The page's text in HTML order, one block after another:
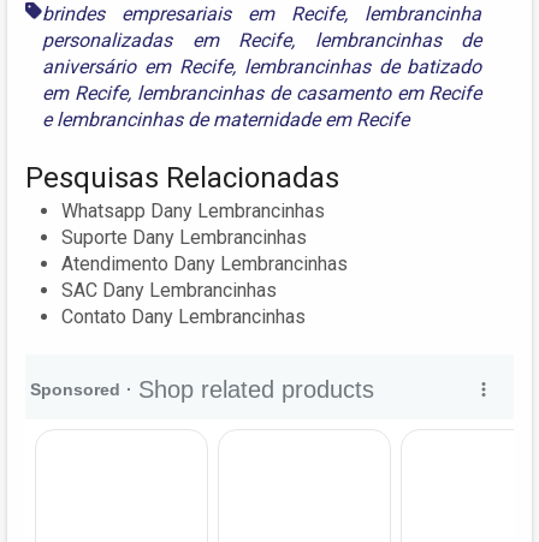
brindes empresariais em Recife, lembrancinha
personalizadas em Recife, lembrancinhas de
aniversário em Recife, lembrancinhas de batizado
em Recife, lembrancinhas de casamento em Recife
elembrancinhas de maternidade em Recife
Pesquisas Relacionadas
Whatsapp Dany Lembrancinhas
Suporte Dany Lembrancinhas
Atendimento Dany Lembrancinhas
SAC Dany Lembrancinhas
Contato Dany Lembrancinhas